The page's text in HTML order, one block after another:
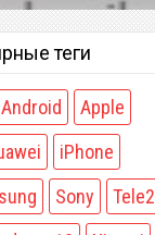
теги
Android
Apple
iPhone
Sony
Tele2